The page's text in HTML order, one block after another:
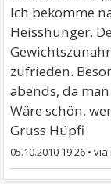
Ich bekomme
Heisshunger.
zufrieden.
abends, da
Wäre schön,
Gruss Hüpfi
05.10.2010 19:26 •